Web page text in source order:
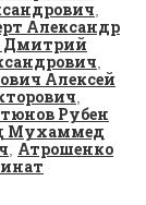
,
Александр
Дмитрий
,
Алексей
,
Рубен
Мухаммед
, Атрошенко